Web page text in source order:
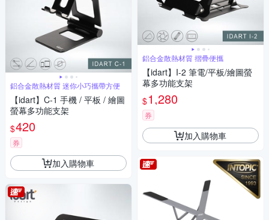
鋁合金散熱材質 迷你小巧攜帶方便
【idart】C-1 手機 / 平板 / 繪圖
螢幕多功能支架
$420
券
加入購物車
鋁合金散熱材質 摺疊便攜
【idart】I-2 筆電/平板/繪圖螢
幕多功能支架
$1,280
券
加入購物車